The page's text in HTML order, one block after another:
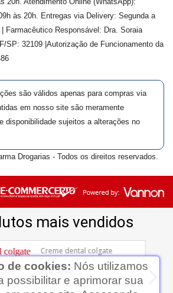
às 20h. Entregas via Delivery: Segunda a
Farmacêutico Responsável: Dra. Soraia
SP: 32109 |Autorização de Funcionamento da
são válidos apenas para compras via
em nosso site são meramente
disponibilidade sujeitos a alterações no
Drogarias - Todos os direitos reservados.
de cookies: Nós utilizamos
possibilitar e aprimorar sua